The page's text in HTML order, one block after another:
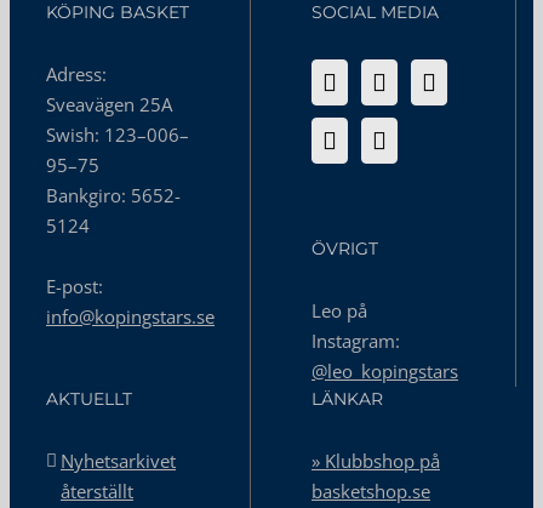
KÖPING BASKET
Adress:
Sveavägen 25A
Swish: 123–006–
95–75
Bankgiro: 5652-
5124
E-post:
info@kopingstars.se
SOCIAL MEDIA
ÖVRIGT
Leo på
Instagram:
@leo_kopingstars
AKTUELLT
Nyhetsarkivet
återställt
LÄNKAR
» Klubbshop på
basketshop.se